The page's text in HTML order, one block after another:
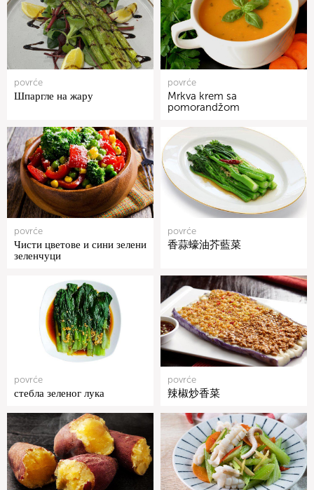
povrće
Шпаргле на жару
povrće
Mrkva krem sa
pomorandžom
povrće
Чисти цветове и сини зелени
зеленчуци
povrće
香蒜蠔油芥藍菜
povrće
стебла зеленог лука
povrće
辣椒炒香菜